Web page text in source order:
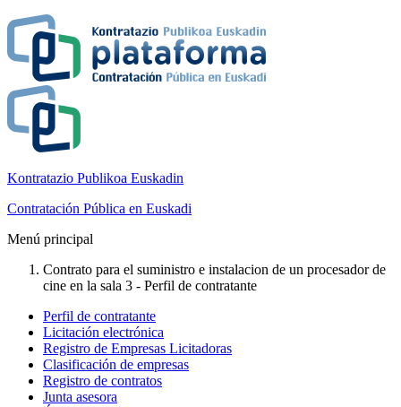
Kontratazio Publikoa Euskadin
Contratación Pública en Euskadi
Menú principal
Contrato para el suministro e instalacion de un procesador de
cine en la sala 3 - Perfil de contratante
Perfil de contratante
Licitación electrónica
Registro de Empresas Licitadoras
Clasificación de empresas
Registro de contratos
Junta asesora